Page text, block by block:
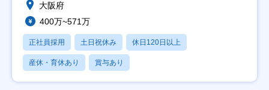
大阪府
400万~571万
正社員採用 土日祝休み 休日120日以上
産休・育休あり 賞与あり